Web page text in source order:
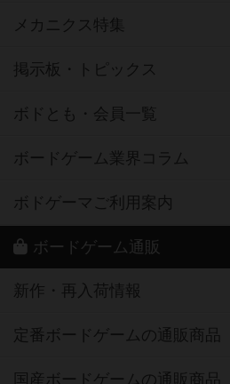
メカニクス特集
掲示板・トピックス
ボドとも・会員一覧
ボードゲーム業界コラム
ボドゲーマご利用案内
ボードゲーム通販
新作・再入荷情報
定番ボードゲームの通販商品
国産ボードゲームの通販商品